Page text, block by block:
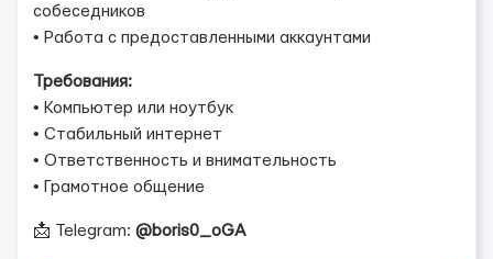
собеседников
• Работа с предоставленными аккаунтами
Требования:
• Компьютер или ноутбук
• Стабильный интернет
• Ответственность и внимательность
• Грамотное общение
📩 Telegram: @boris0_oGA